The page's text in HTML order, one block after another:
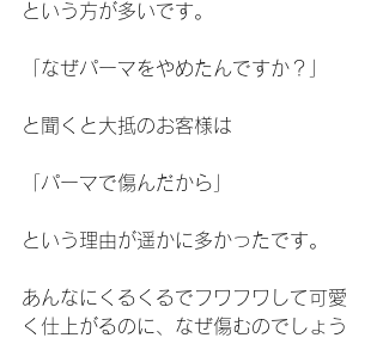
という方が多いです。
「なぜパーマをやめたんですか？」
と聞くと大抵のお客様は
「パーマで傷んだから」
という理由が遥かに多かったです。
あんなにくるくるでフワフワして可愛
く仕上がるのに、なぜ傷むのでしょう